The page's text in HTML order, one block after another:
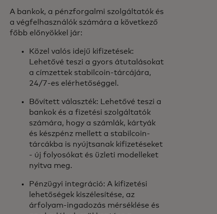
A bankok, a pénzforgalmi szolgáltatók és
a végfelhasználók számára a következő
főbb előnyökkel jár:
Közel valós idejű kifizetések:
Lehetővé teszi a gyors átutalásokat
a címzettek stabilcoin-tárcájára,
24/7-es elérhetőséggel.
Bővített választék: Lehetővé teszi a
bankok és a fizetési szolgáltatók
számára, hogy a számlák, kártyák
és készpénz mellett a stabilcoin-
tárcákba is nyújtsanak kifizetéseket
- új folyosókat és üzleti modelleket
nyitva meg.
Pénzügyi integráció: A kifizetési
lehetőségek kiszélesítése, az
árfolyam-ingadozás mérséklése és